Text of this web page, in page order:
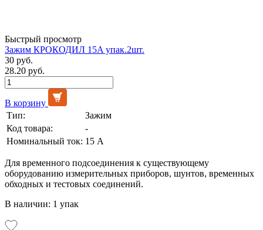
Быстрый просмотр
Зажим КРОКОДИЛ 15A упак.2шт.
30 руб.
28.20 руб.
В корзину
Тип:
Зажим
Код товара:
-
Номинальный ток: 15 А
Для временного подсоединения к существующему
оборудованию измерительных приборов, шунтов, временных
обходных и тестовых соединений.
В наличии: 1 упак